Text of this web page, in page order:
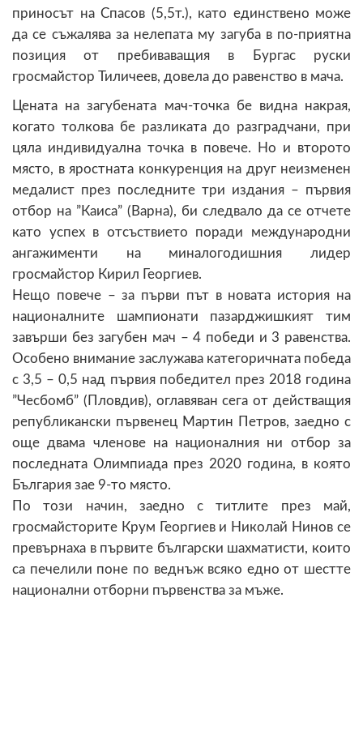
приносът на Спасов (5,5т.), като единствено може
да се съжалява за нелепата му загуба в по-приятна
позиция от пребиваващия в Бургас руски
гросмайстор Тиличеев, довела до равенство в мача.
Цената на загубената мач-точка бе видна накрая,
когато толкова бе разликата до разградчани, при
цяла индивидуална точка в повече. Но и второто
място, в яростната конкуренция на друг неизменен
медалист през последните три издания – първия
отбор на ”Каиса” (Варна), би следвало да се отчете
като успех в отсъствието поради международни
ангажименти на миналогодишния лидер
гросмайстор Кирил Георгиев.
Нещо повече – за първи път в новата история на
националните шампионати пазарджишкият тим
завърши без загубен мач – 4 победи и 3 равенства.
Особено внимание заслужава категоричната победа
с 3,5 – 0,5 над първия победител през 2018 година
”Чесбомб” (Пловдив), оглавяван сега от действащия
републикански първенец Мартин Петров, заедно с
още двама членове на националния ни отбор за
последната Олимпиада през 2020 година, в която
България зае 9-то място.
По този начин, заедно с титлите през май,
гросмайсторите Крум Георгиев и Николай Нинов се
превърнаха в първите български шахматисти, които
са печелили поне по веднъж всяко едно от шестте
национални отборни първенства за мъже.